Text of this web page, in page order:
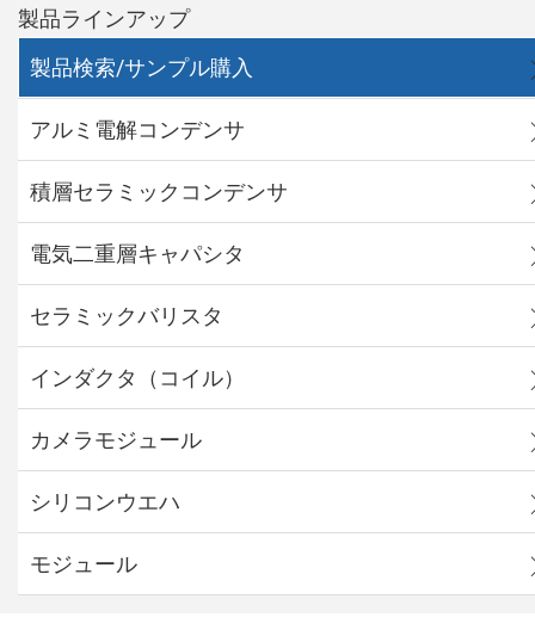
製品ラインアップ
製品検索/サンプル購入
アルミ電解コンデンサ
積層セラミックコンデンサ
電気二重層キャパシタ
セラミックバリスタ
インダクタ（コイル）
カメラモジュール
シリコンウエハ
モジュール